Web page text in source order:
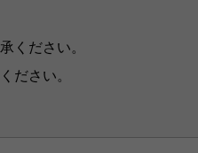
ください。
ださい。